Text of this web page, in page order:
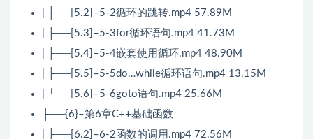
| ├──[5.2]–5-2循环的跳转.mp4 57.89M
| ├──[5.3]–5-3for循环语句.mp4 41.73M
| ├──[5.4]–5-4嵌套使用循环.mp4 48.90M
| ├──[5.5]–5-5do…while循环语句.mp4 13.15M
| └──[5.6]–5-6goto语句.mp4 25.66M
├──{6}–第6章C++基础函数
| ├──[6.2]–6-2函数的调用.mp4 72.56M